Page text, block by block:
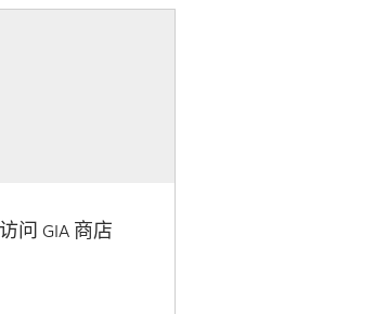
访问 GIA 商店